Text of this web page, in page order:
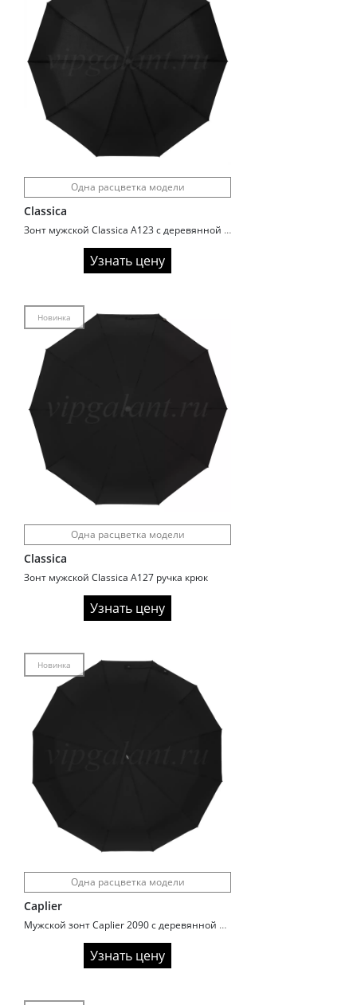
Одна расцветка модели
Classica
Зонт мужской Classica A123 с деревянной ручкой
Узнать цену
Новинка
Одна расцветка модели
Classica
Зонт мужской Classica A127 ручка крюк
Узнать цену
Новинка
Одна расцветка модели
Caplier
Мужской зонт Caplier 2090 с деревянной ручкой
Узнать цену